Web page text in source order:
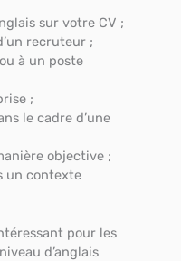
sur votre CV ;
recruteur ;
à un poste
;
le cadre d’une
objective ;
un contexte
pour les
d’anglais